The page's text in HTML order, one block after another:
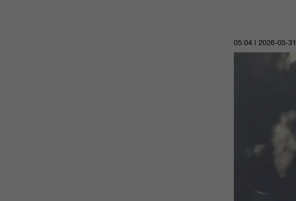
2026-05-31 | 05:04